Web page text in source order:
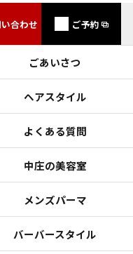
合わせ ご予約
ごあいさつ
ヘアスタイル
よくある質問
中庄の美容室
メンズパーマ
バーバースタイル